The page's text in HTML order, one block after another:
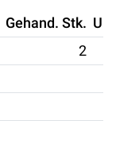
Gehand. Stk.
2